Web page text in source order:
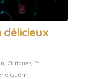
délicieux
, Critiques, Et
Guérin